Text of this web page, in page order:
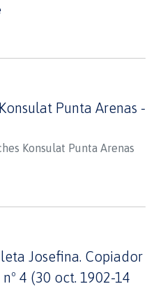
Punta Arenas -
Konsulat Punta Arenas
Josefina. Copiador
4 (30 oct. 1902-14